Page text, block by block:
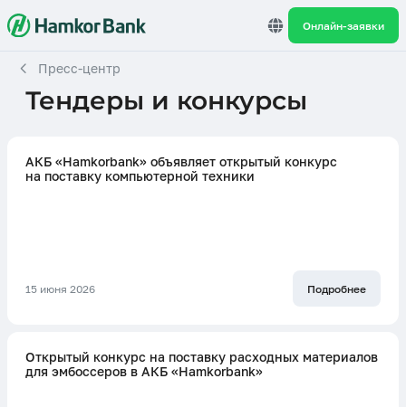
Онлайн-заявки
Пресс-центр
Тендеры и конкурсы
АКБ «Hamkorbank» объявляет открытый конкурс
на поставку компьютерной техники
15 июня 2026 Подробнее
Открытый конкурс на поставку расходных материалов
для эмбоссеров в АКБ «Hamkorbank»